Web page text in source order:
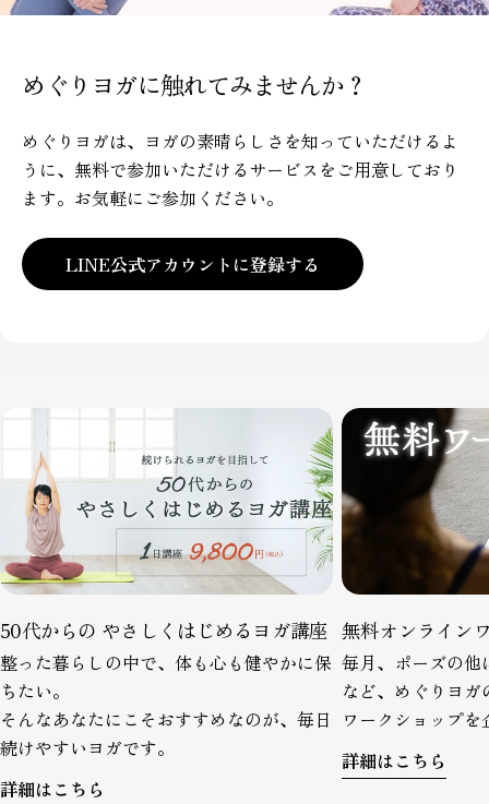
コピー
Facebook
で
シ
ェ
ア
X
で
共
有
す
る
Pinterest
の
ピ
ン
めぐりヨガに触れてみませんか？
めぐりヨガは、ヨガの素晴らしさを知っていただけるよ
うに、無料で参加いただけるサービスをご用意しており
ます。お気軽にご参加ください。
LINE公式アカウントに登録する
50代からの やさしくはじめるヨガ講座
整った暮らしの中で、体も心も健やかに保
ちたい。
そんなあなたにこそおすすめなのが、毎日
続けやすいヨガです。
詳細はこちら
無料オンライン
毎月、ポーズの他
など、めぐりヨ
ワークショップ
詳細はこちら